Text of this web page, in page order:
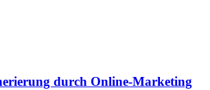
durch Online-Marketing